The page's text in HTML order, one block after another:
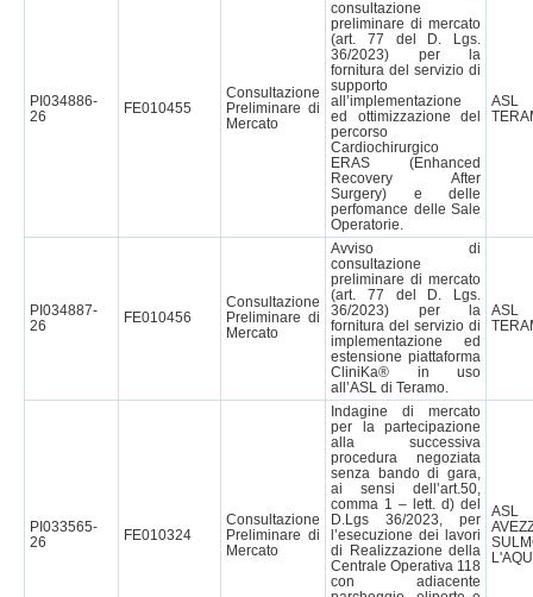
PI034886-
26
FE010455
Consultazione
Preliminare di
Mercato
consultazione
preliminare di mercato
(art. 77 del D. Lgs.
36/2023) per la
fornitura del servizio di
supporto
all’implementazione
ed ottimizzazione del
percorso
Cardiochirurgico
ERAS (Enhanced
Recovery After
Surgery) e delle
perfomance delle Sale
Operatorie.
PI034887-
26
FE010456
Consultazione
Preliminare di
Mercato
Avviso di
consultazione
preliminare di mercato
(art. 77 del D. Lgs.
36/2023) per la
fornitura del servizio di
implementazione ed
estensione piattaforma
CliniKa® in uso
all’ASL di Teramo.
PI033565-
26
FE010324
Consultazione
Preliminare di
Mercato
Indagine di mercato
per la partecipazione
alla successiva
procedura negoziata
senza bando di gara,
ai sensi dell’art.50,
comma 1 – lett. d) del
D.Lgs 36/2023, per
l’esecuzione dei lavori
di Realizzazione della
Centrale Operativa 118
con adiacente